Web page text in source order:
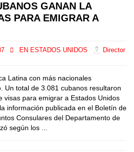
GANAN LA
PARA EMIGRAR A
EN ESTADOS UNIDOS
Director
Latina con más nacionales
Un total de 3.081 cubanos resultaron
visas para emigrar a Estados Unidos
información publicada en el Boletín de
Consulares del Departamento de
según los ...